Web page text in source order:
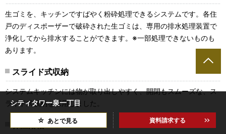
生ゴミを、キッチンですばやく粉砕処理できるシステムです。各住
戸のディスポーザーで破砕された生ゴミは、専用の排水処理装置で
浄化してから排水することができます。※一部処理できないものも
あります。
スライド式収納
システムキッチンには物が取り出しやすく、開閉もスムーズな、ス
ライド式収納を採用しました。
保温浴槽
シティタワー泉一丁目
あとで見る 資料請求する